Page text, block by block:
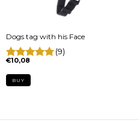
Dogs tag with his Face
(9)
€10,08
BUY